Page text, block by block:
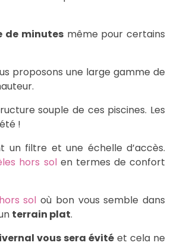
de minutesmême pour certains
proposons une large gamme de
souple de ces piscines. Les
!
un filtre et une échelle d’accès.
hors solen termes de confort
sol où bon vous semble dans
terrain plat.
vous sera évité et cela ne